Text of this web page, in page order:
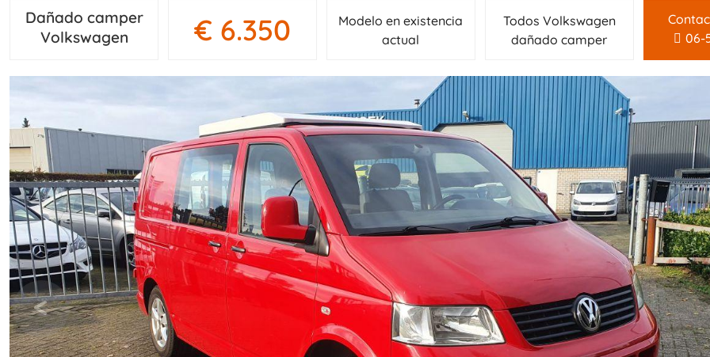
Dañado camper
Volkswagen
€ 6.350
Modelo en existencia
actual
Todos Volkswagen
dañado camper
06-